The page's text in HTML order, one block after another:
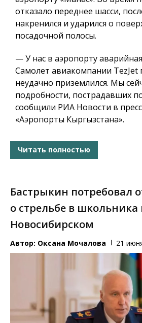
отказало переднее шасси,
накренился и ударился о
посадочной полосы.
— У нас в аэропорту
Самолет авиакомпании TezJet
неудачно приземлился. Мы
подробности, пострадавших
сообщили РИА Новости в
«Аэропорты Кыргызстана».
Читать полностью
Бастрыкин потребовал
о стрельбе в школьника
Новосибирском
Автор: Оксана Мочалова 21